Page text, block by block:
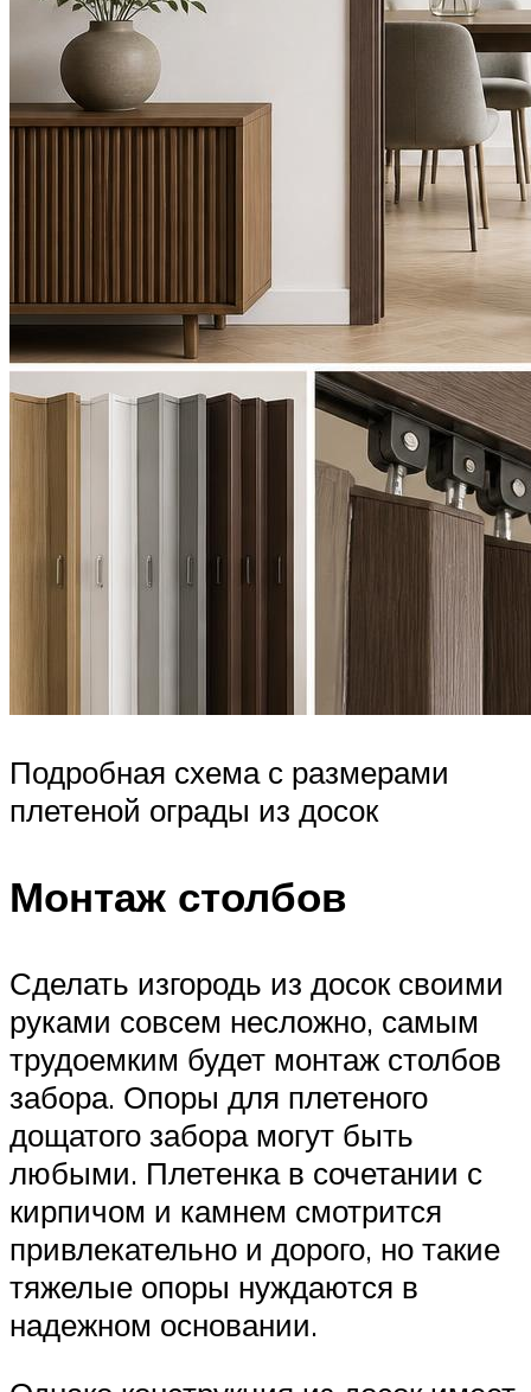
Подробная схема с размерами
плетеной ограды из досок
Монтаж столбов
Сделать изгородь из досок своими
руками совсем несложно, самым
трудоемким будет монтаж столбов
забора. Опоры для плетеного
дощатого забора могут быть
любыми. Плетенка в сочетании с
кирпичом и камнем смотрится
привлекательно и дорого, но такие
тяжелые опоры нуждаются в
надежном основании.